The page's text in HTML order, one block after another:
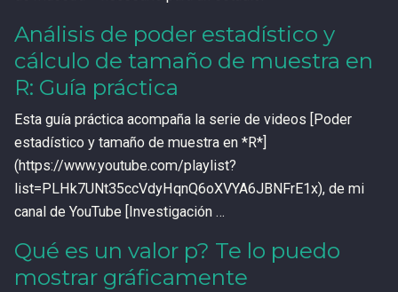
Análisis de poder estadístico y
cálculo de tamaño de muestra en
R: Guía práctica
Esta guía práctica acompaña la serie de videos [Poder
estadístico y tamaño de muestra en *R*]
(https://www.youtube.com/playlist?
list=PLHk7UNt35ccVdyHqnQ6oXVYA6JBNFrE1x), de mi
canal de YouTube [Investigación …
Qué es un valor p? Te lo puedo
mostrar gráficamente